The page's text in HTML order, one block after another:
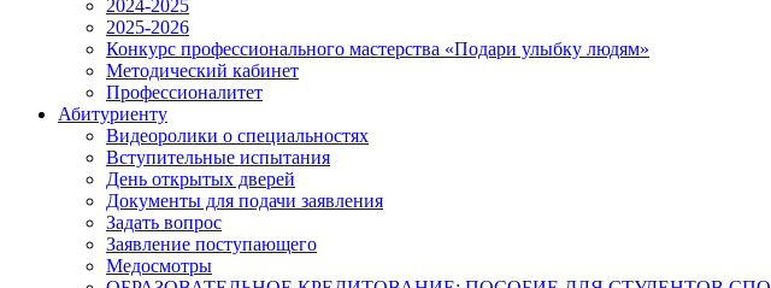
2024-2025
2025-2026
Конкурс профессионального мастерства «Подари улыбку людям»
Методический кабинет
Профессионалитет
Абитуриенту
Видеоролики о специальностях
Вступительные испытания
День открытых дверей
Документы для подачи заявления
Задать вопрос
Заявление поступающего
Медосмотры